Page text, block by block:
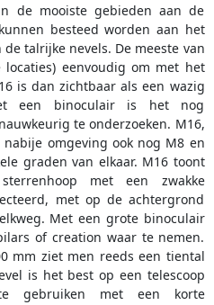
de mooiste gebieden aan de
besteed worden aan het
talrijke nevels. De meeste van
eenvoudig om met het
is dan zichtbaar als een wazig
een binoculair is het nog
te onderzoeken. M16,
omgeving ook nog M8 en
graden van elkaar. M16 toont
met een zwakke
met op de achtergrond
Met een grote binoculair
of creation waar te nemen.
mm ziet men reeds een tiental
is het best op een telescoop
gebruiken met een korte